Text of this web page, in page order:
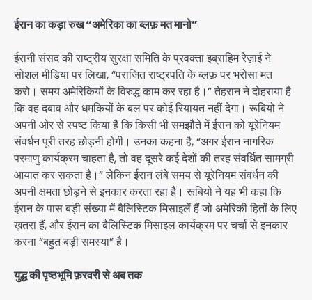
ईरान का कड़ा रुख “अमेरिका का ब्लफ़ मत मानो”
ईरानी संसद की राष्ट्रीय सुरक्षा समिति के प्रवक्ता इब्राहिम रेज़ाई ने
सोशल मीडिया पर लिखा, “पराजित राष्ट्रपति के ब्लफ़ पर भरोसा मत
करो। समय अमेरिकियों के विरुद्ध काम कर रहा है।” तेहरान ने दोहराया है
कि वह दबाव और धमकियों के बल पर कोई रियायत नहीं देगा। रूबियो ने
अपनी ओर से स्पष्ट किया है कि किसी भी समझौते में ईरान को यूरेनियम
संवर्धन पूरी तरह छोड़नी होगी। उनका कहना है, “अगर ईरान नागरिक
परमाणु कार्यक्रम चाहता है, तो वह दूसरे कई देशों की तरह संवर्धित सामग्री
आयात कर सकता है।” लेकिन ईरान लंबे समय से यूरेनियम संवर्धन की
अपनी क्षमता छोड़ने से इनकार करता रहा है। रूबियो ने यह भी कहा कि
ईरान के पास बड़ी संख्या में बैलिस्टिक मिसाइलें हैं जो अमेरिकी हितों के लिए
ख़तरा हैं, और ईरान का बैलिस्टिक मिसाइल कार्यक्रम पर चर्चा से इनकार
करना “बहुत बड़ी समस्या” है।
युद्ध की पृष्ठभूमि फ़रवरी से अब तक